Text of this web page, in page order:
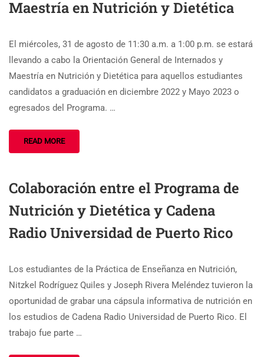
Maestría en Nutrición y Dietética
El miércoles, 31 de agosto de 11:30 a.m. a 1:00 p.m. se estará
llevando a cabo la Orientación General de Internados y
Maestría en Nutrición y Dietética para aquellos estudiantes
candidatos a graduación en diciembre 2022 y Mayo 2023 o
egresados del Programa. …
READ MORE
Colaboración entre el Programa de
Nutrición y Dietética y Cadena
Radio Universidad de Puerto Rico
Los estudiantes de la Práctica de Enseñanza en Nutrición,
Nitzkel Rodríguez Quiles y Joseph Rivera Meléndez tuvieron la
oportunidad de grabar una cápsula informativa de nutrición en
los estudios de Cadena Radio Universidad de Puerto Rico. El
trabajo fue parte …